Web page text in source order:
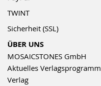
TWINT
Sicherheit (SSL)
ÜBER UNS
MOSAICSTONES GmbH
Aktuelles Verlagsprogramm
Verlag